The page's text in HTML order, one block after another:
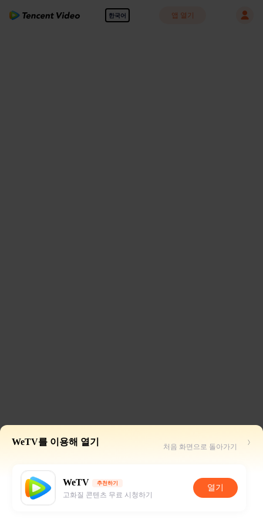
한국어 앱 열기
WeTV를 이용해 열기 처음 화면으로 돌아가기
WeTV 추천하기
고화질 콘텐츠 무료 시청하기
열기